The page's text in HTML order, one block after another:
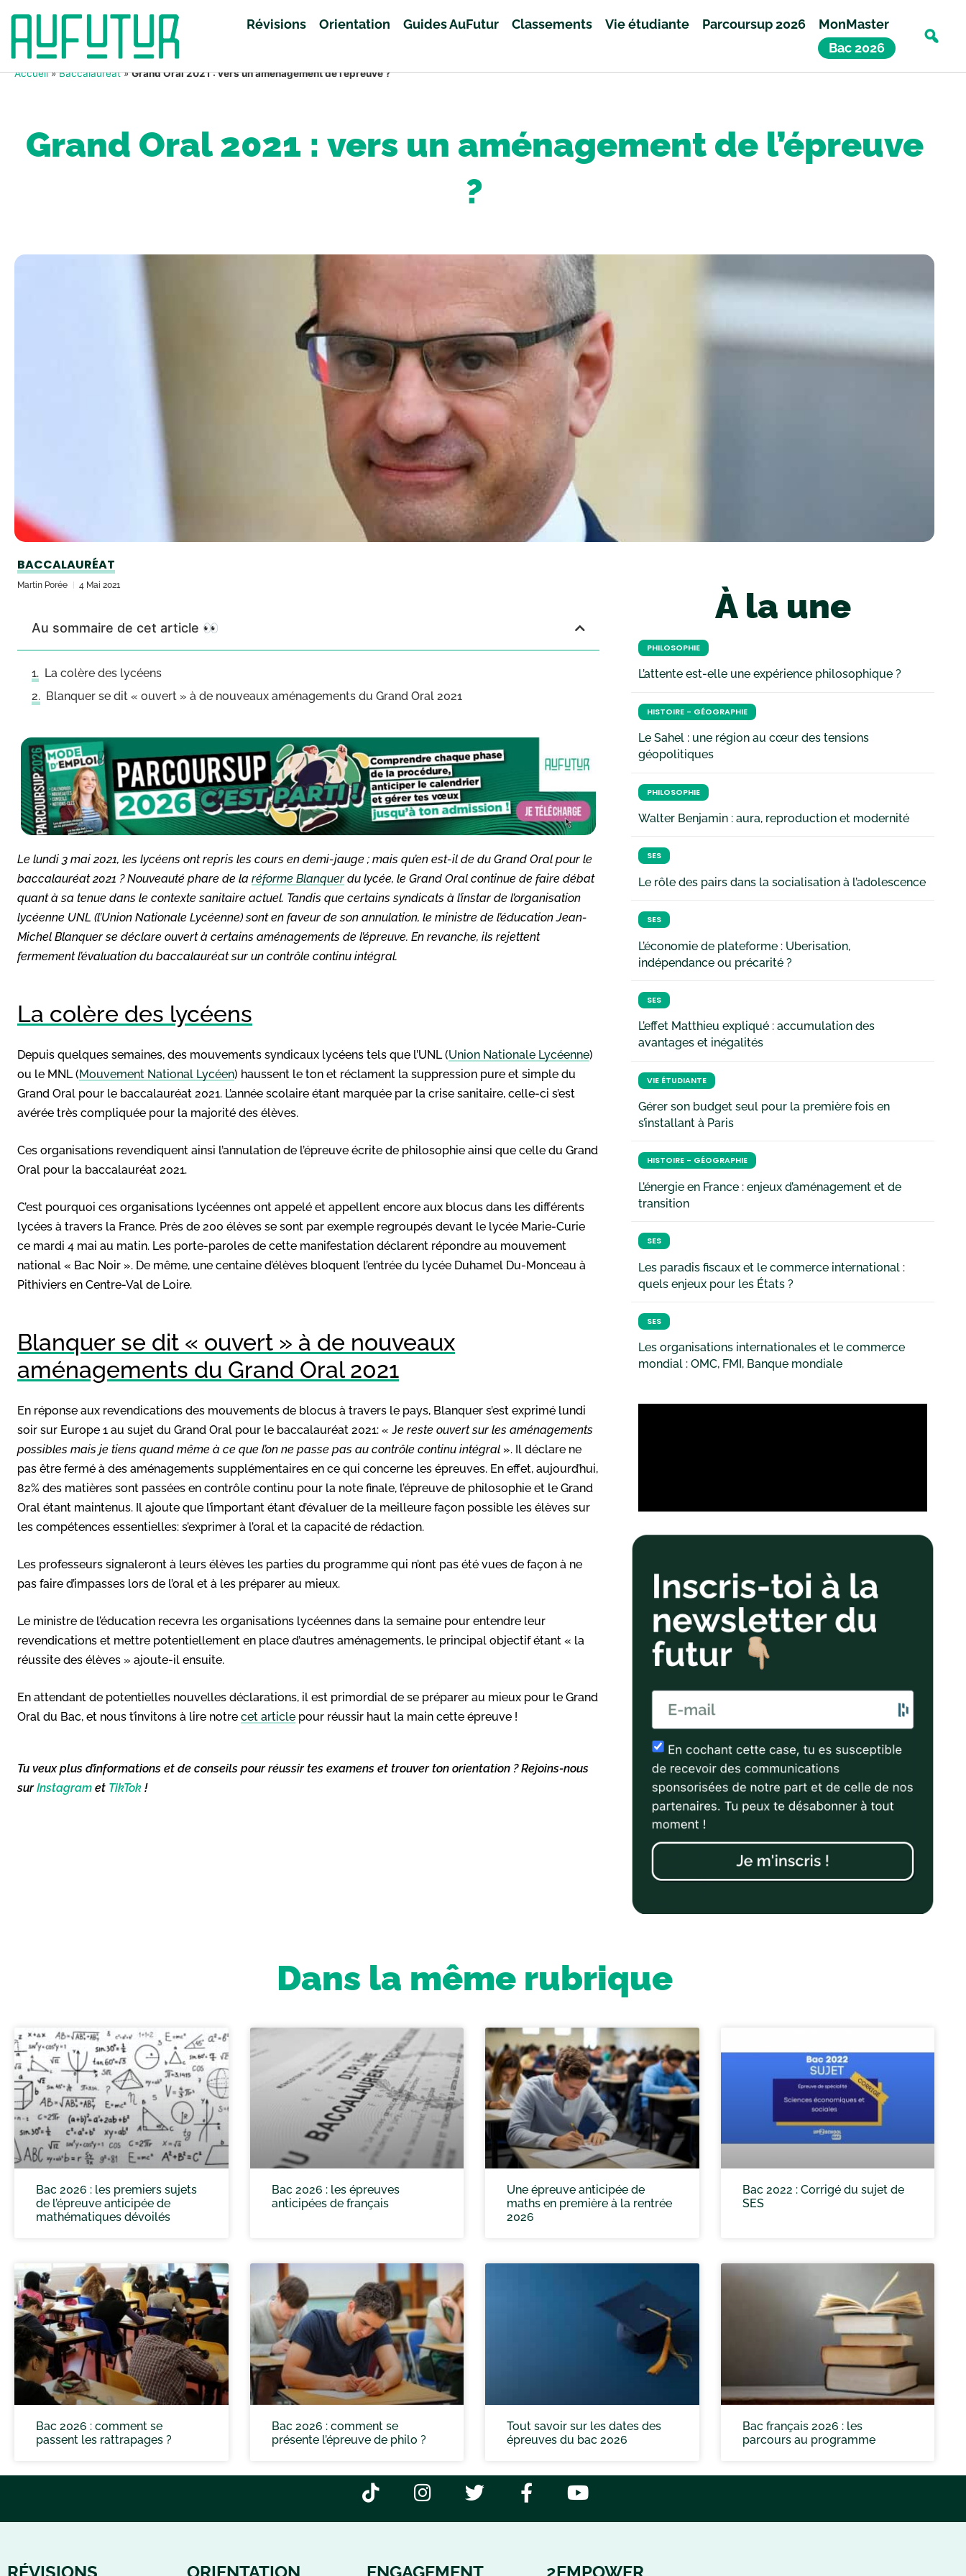
Révisions Orientation Guides AuFutur Classements Vie étudiante Parcoursup 2026
MonMaster
Bac 2026
Accueil»Baccalauréat»Grand Oral 2021 : vers un aménagement de l’épreuve ?
Grand Oral 2021 : vers un aménagement de l’épreuve
?
BACCALAURÉAT
Martin Porée 4 Mai 2021
Au sommaire de cet article 👀
La colère des lycéens
Blanquer se dit « ouvert » à de nouveaux aménagements du Grand Oral 2021
Le lundi 3 mai 2021, les lycéens ont repris les cours en demi-jauge ; mais qu’en est-il de du Grand Oral pour le
baccalauréat 2021 ? Nouveauté phare de la réforme Blanquer du lycée, le Grand Oral continue de faire débat
quant à sa tenue dans le contexte sanitaire actuel. Tandis que certains syndicats à l’instar de l’organisation
lycéenne UNL (l’Union Nationale Lycéenne) sont en faveur de son annulation, le ministre de l’éducation Jean-
Michel Blanquer se déclare ouvert à certains aménagements de l’épreuve. En revanche, ils rejettent
fermement l’évaluation du baccalauréat sur un contrôle continu intégral.
La colère des lycéens
Depuis quelques semaines, des mouvements syndicaux lycéens tels que l’UNL (Union Nationale Lycéenne)
ou le MNL (Mouvement National Lycéen) haussent le ton et réclament la suppression pure et simple du
Grand Oral pour le baccalauréat 2021. L’année scolaire étant marquée par la crise sanitaire, celle-ci s’est
avérée très compliquée pour la majorité des élèves.
Ces organisations revendiquent ainsi l’annulation de l’épreuve écrite de philosophie ainsi que celle du Grand
Oral pour la baccalauréat 2021.
C’est pourquoi ces organisations lycéennes ont appelé et appellent encore aux blocus dans les différents
lycées à travers la France. Près de 200 élèves se sont par exemple regroupés devant le lycée Marie-Curie
ce mardi 4 mai au matin. Les porte-paroles de cette manifestation déclarent répondre au mouvement
national « Bac Noir ». De même, une centaine d’élèves bloquent l’entrée du lycée Duhamel Du-Monceau à
Pithiviers en Centre-Val de Loire.
Blanquer se dit « ouvert » à de nouveaux
aménagements du Grand Oral 2021
En réponse aux revendications des mouvements de blocus à travers le pays, Blanquer s’est exprimé lundi
soir sur Europe 1 au sujet du Grand Oral pour le baccalauréat 2021: « Je reste ouvert sur les aménagements
possibles mais je tiens quand même à ce que l’on ne passe pas au contrôle continu intégral ». Il déclare ne
pas être fermé à des aménagements supplémentaires en ce qui concerne les épreuves. En effet, aujourd’hui,
82% des matières sont passées en contrôle continu pour la note finale, l’épreuve de philosophie et le Grand
Oral étant maintenus. Il ajoute que l’important étant d’évaluer de la meilleure façon possible les élèves sur
les compétences essentielles: s’exprimer à l’oral et la capacité de rédaction.
Les professeurs signaleront à leurs élèves les parties du programme qui n’ont pas été vues de façon à ne
pas faire d’impasses lors de l’oral et à les préparer au mieux.
Le ministre de l’éducation recevra les organisations lycéennes dans la semaine pour entendre leur
revendications et mettre potentiellement en place d’autres aménagements, le principal objectif étant « la
réussite des élèves » ajoute-il ensuite.
En attendant de potentielles nouvelles déclarations, il est primordial de se préparer au mieux pour le Grand
Oral du Bac, et nous t’invitons à lire notre cet article pour réussir haut la main cette épreuve !
Tu veux plus d’informations et de conseils pour réussir tes examens et trouver ton orientation ? Rejoins-nous
surInstagram et TikTok !
À la une
PHILOSOPHIE
L’attente est-elle une expérience philosophique ?
HISTOIRE - GÉOGRAPHIE
Le Sahel : une région au cœur des tensions
géopolitiques
PHILOSOPHIE
Walter Benjamin : aura, reproduction et modernité
SES
Le rôle des pairs dans la socialisation à l’adolescence
SES
L’économie de plateforme : Uberisation,
indépendance ou précarité ?
SES
L’effet Matthieu expliqué : accumulation des
avantages et inégalités
VIE ÉTUDIANTE
Gérer son budget seul pour la première fois en
s’installant à Paris
HISTOIRE - GÉOGRAPHIE
L’énergie en France : enjeux d’aménagement et de
transition
SES
Les paradis fiscaux et le commerce international :
quels enjeux pour les États ?
SES
Les organisations internationales et le commerce
mondial : OMC, FMI, Banque mondiale
Dans la même rubrique
Bac 2026 : les premiers sujets
de l’épreuve anticipée de
mathématiques dévoilés
Bac 2026 : les épreuves
anticipées de français
Une épreuve anticipée de
maths en première à la rentrée
2026
Bac 2022 : Corrigé du sujet de
SES
Bac 2026 : comment se
passent les rattrapages ?
Bac 2026 : comment se
présente l’épreuve de philo ?
Tout savoir sur les dates des
épreuves du bac 2026
Bac français 2026 : les
parcours au programme
RÉVISIONS ORIENTATION ENGAGEMENT 2EMPOWER